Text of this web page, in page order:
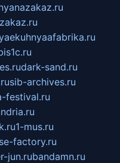
dark-sand.ru
sib-archives.ru
festival.ru
1-mus.ru
factory.ru
jun.rubandamn.ru